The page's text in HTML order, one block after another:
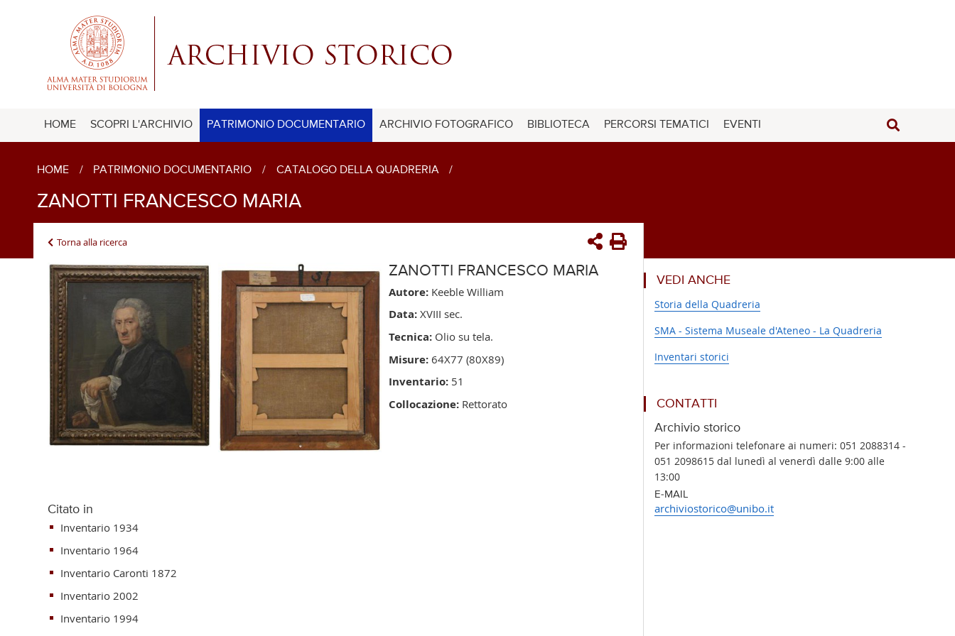
HOME SCOPRI L'ARCHIVIO PATRIMONIO DOCUMENTARIO ARCHIVIO FOTOGRAFICO BIBLIOTECA PERCORSI TEMATICI EVENTI
HOME / PATRIMONIO DOCUMENTARIO / CATALOGO DELLA QUADRERIA /
ZANOTTI FRANCESCO MARIA
Torna alla ricerca
ZANOTTI FRANCESCO MARIA
Autore:Keeble William
Data:XVIII sec.
Tecnica:Olio su tela.
Misure:64X77 (80X89)
Inventario:51
Collocazione:Rettorato
Citato in
Inventario 1934
Inventario 1964
Inventario Caronti 1872
Inventario 2002
Inventario 1994
VEDI ANCHE
Storia della Quadreria
SMA - Sistema Museale d'Ateneo - La Quadreria
Inventari storici
CONTATTI
Archivio storico
Per informazioni telefonare ai numeri: 051 2088314 -
051 2098615 dal lunedì al venerdì dalle 9:00 alle
13:00
E-MAIL
archiviostorico@unibo.it